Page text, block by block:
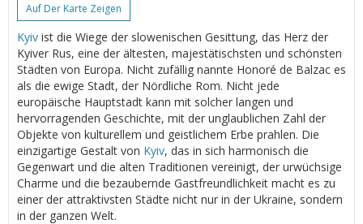
Auf Der Karte Zeigen
Kyiv ist die Wiege der slowenischen Gesittung, das Herz der
Kyiver Rus, eine der ältesten, majestätischsten und schönsten
Städten von Europa. Nicht zufällig nannte Honoré de Balzac es
als die ewige Stadt, der Nördliche Rom. Nicht jede
europäische Hauptstadt kann mit solcher langen und
hervorragenden Geschichte, mit der unglaublichen Zahl der
Objekte von kulturellem und geistlichem Erbe prahlen. Die
einzigartige Gestalt von Kyiv, das in sich harmonisch die
Gegenwart und die alten Traditionen vereinigt, der urwüchsige
Charme und die bezaubernde Gastfreundlichkeit macht es zu
einer der attraktivsten Städte nicht nur in der Ukraine, sondern
in der ganzen Welt.